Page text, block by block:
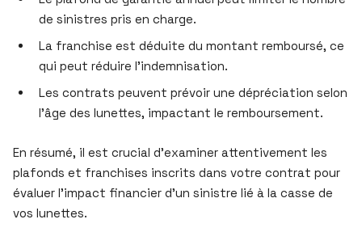
de sinistres pris en charge.
La franchise est déduite du montant remboursé, ce
qui peut réduire l’indemnisation.
Les contrats peuvent prévoir une dépréciation selon
l’âge des lunettes, impactant le remboursement.
En résumé, il est crucial d’examiner attentivement les
plafonds et franchises inscrits dans votre contrat pour
évaluer l’impact financier d’un sinistre lié à la casse de
vos lunettes.